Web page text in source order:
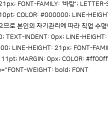
FONT-FAMILY: '바탕'; LETTER-
COLOR: #000000; LINE-
로 본인의 자기관리에 따라 직업 수명
TEXT-INDENT: 0px; LINE-
LINE-HEIGHT: 21px; FONT-
MARGIN: 0px; COLOR:
WEIGHT: bold; FONT